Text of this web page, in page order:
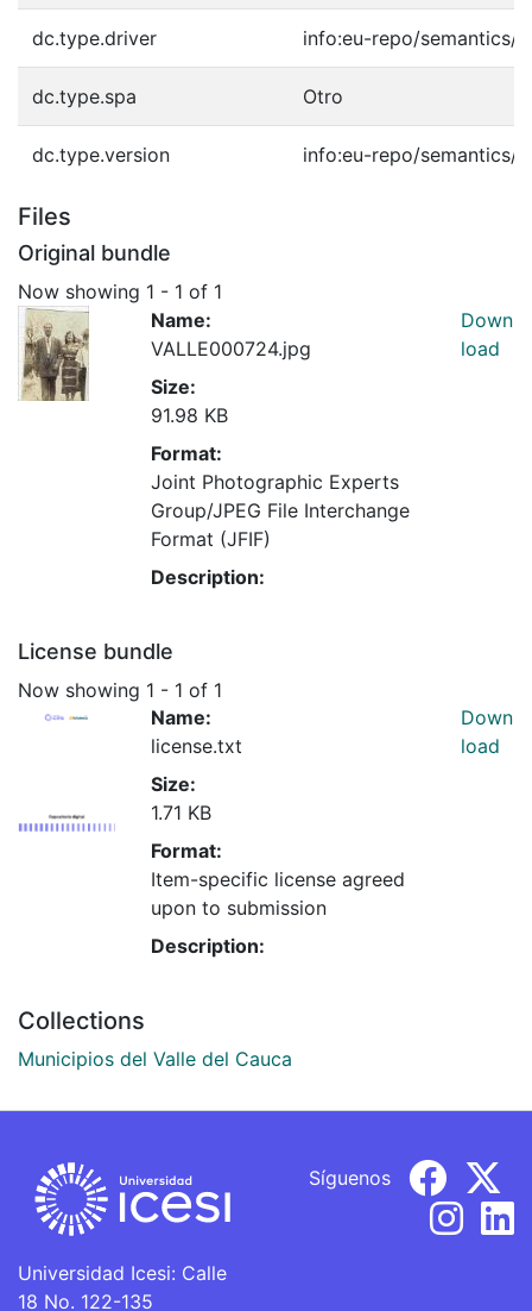
dc.type.driver info:eu-repo/semantics/
dc.type.spa Otro
dc.type.version info:eu-repo/semantics/
Files
Original bundle
Now showing 1 - 1 of 1
Name:
VALLE000724.jpg
Size:
91.98 KB
Format:
Joint Photographic Experts
Group/JPEG File Interchange
Format (JFIF)
Description:
Down
load
License bundle
Now showing 1 - 1 of 1
Name:
license.txt
Size:
1.71 KB
Format:
Item-specific license agreed
upon to submission
Description:
Down
load
Collections
Municipios del Valle del Cauca
Universidad Icesi: Calle
18 No. 122-135
Síguenos